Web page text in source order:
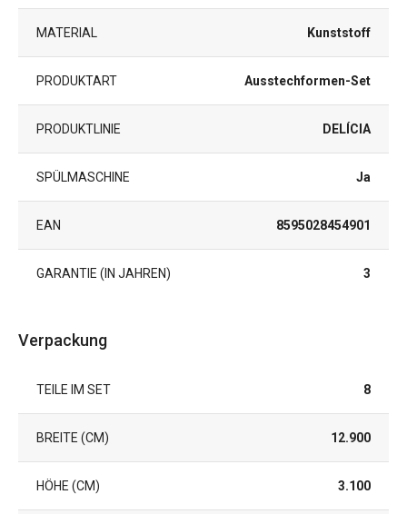
MATERIAL Kunststoff
PRODUKTART Ausstechformen-Set
PRODUKTLINIE DELÍCIA
SPÜLMASCHINE Ja
EAN 8595028454901
GARANTIE (IN JAHREN) 3
Verpackung
TEILE IM SET 8
BREITE (CM) 12.900
HÖHE (CM) 3.100